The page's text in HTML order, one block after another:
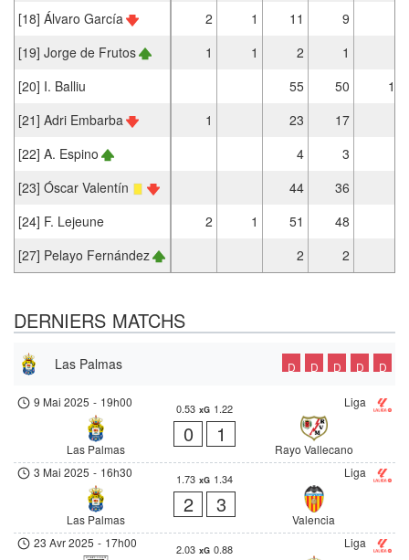
[18] Álvaro García 2 1 11
9
[19] Jorge de Frutos
1 1 2
1
[20] I. Balliu
55 50
1
[21] Adri Embarba
1 23
17
[22] A. Espino
4
3
[23] Óscar Valentín
44
36
[24] F. Lejeune
2 1 51
48
[27] Pelayo Fernández
2 2
DERNIERS MATCHS
Las Palmas D D D D D
Liga
9 Mai 2025 - 19h00
Las Palmas
0.53 xG 1.22
0 1
Rayo Vallecano
Liga
3 Mai 2025 - 16h30
Las Palmas
1.73 xG 1.34
2 3
Valencia
Liga
23 Avr 2025 - 17h00 2.03 xG 0.88